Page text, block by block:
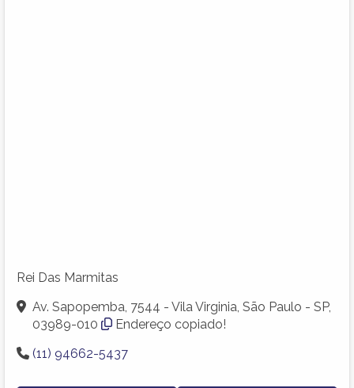
Rei Das Marmitas
Av. Sapopemba, 7544 - Vila Virginia, São Paulo - SP,
03989-010
Endereço copiado!
(11) 94662-5437